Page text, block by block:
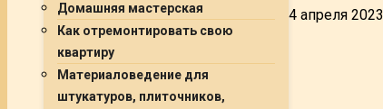
Домашняя мастерская
Как отремонтировать свою
квартиру
Материаловедение для
штукатуров, плиточников,
4 апреля 2023